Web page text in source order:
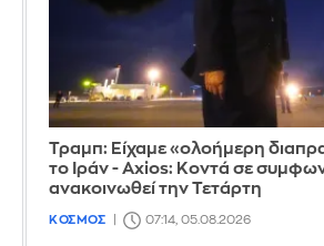
Τραμπ: Είχαμε «ολοήμερη
το Ιράν - Axios: Κοντά σε
ανακοινωθεί την Τετάρτη
ΚΟΣΜΟΣ 07:14, 05.08.2026